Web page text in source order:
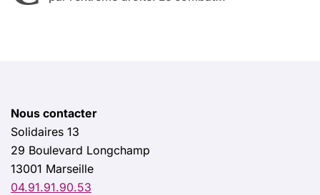
Nous contacter
Solidaires 13
29 Boulevard Longchamp
13001 Marseille
04.91.91.90.53